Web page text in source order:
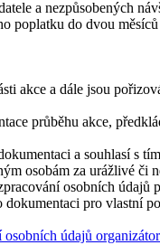
a nezpůsobených
do dvou
akce a dále jsou
průběhu akce,
a souhlasí s
osobám za urážlivé či
osobních údajů
pro vlastní
osobních údajů